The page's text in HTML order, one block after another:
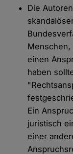
Die
Menschen,
einen
haben
Ein
juristisch
einer